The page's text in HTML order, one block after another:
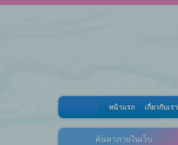
หน้าแรก เกี่ยวกับเรา
ค้นหาภายในเว็บ